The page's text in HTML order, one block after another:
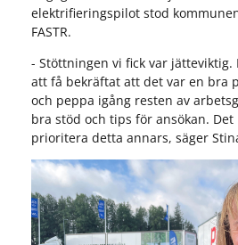
elektrifieringspilot stod
FASTR.
- Stöttningen vi fick var jätteviktig.
att få bekräftat att det var en bra
och peppa igång resten av
bra stöd och tips för ansökan.
prioritera detta annars, säger